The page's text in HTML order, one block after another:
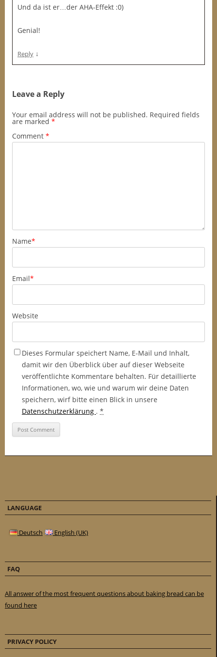
Und da ist er…der AHA-Effekt :0)
Genial!
Reply ↓
Leave a Reply
Your email address will not be published. Required fields
are marked *
Comment *
Name*
Email*
Website
Dieses Formular speichert Name, E-Mail und Inhalt,
damit wir den Überblick über auf dieser Webseite
veröffentlichte Kommentare behalten. Für detaillierte
Informationen, wo, wie und warum wir deine Daten
speichern, wirf bitte einen Blick in unsere
Datenschutzerklärung . *
LANGUAGE
Deutsch English (UK)
FAQ
All answer of the most frequent questions about baking bread can be
found here
PRIVACY POLICY